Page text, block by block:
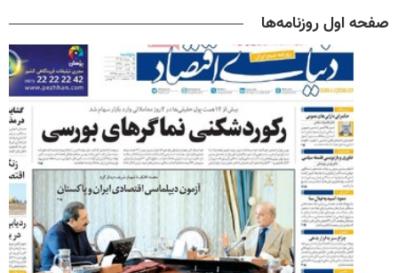
صفحه اول روزنامه‌ها